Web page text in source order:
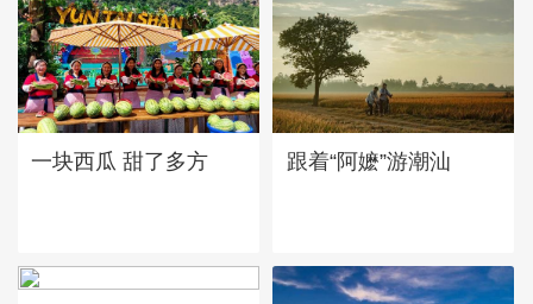
一块西瓜 甜了多方 跟着“阿嬷”游潮汕